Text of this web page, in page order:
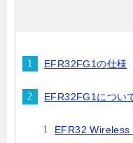
EFR32FG1の仕様
EFR32FG1につい
EFR32 Wireless